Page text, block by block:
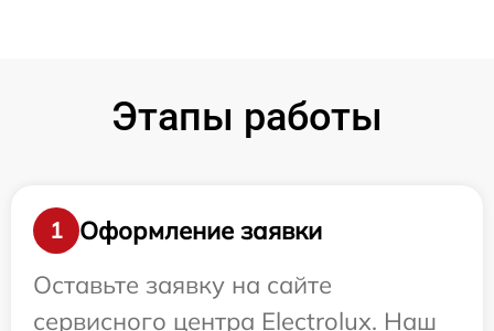
Этапы работы
1
Оформление заявки
Оставьте заявку на сайте
сервисного центра Electrolux. Наш